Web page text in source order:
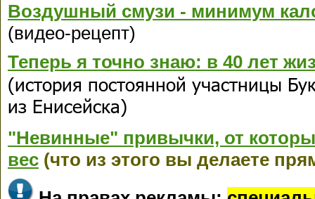
Воздушный смузи - минимум
(видео-рецепт)
Теперь я точно знаю: в 40 лет
(история постоянной участницы
из Енисейска)
"Невинные" привычки, от
вес (что из этого вы делаете